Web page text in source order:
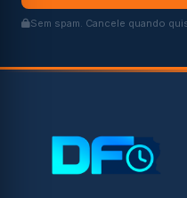
Sem spam. Cancele quando